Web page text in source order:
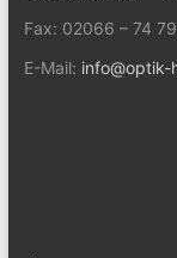
Fax: 02066 – 74 79
E-Mail: info@optik-